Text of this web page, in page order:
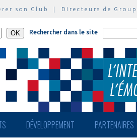
son Club | Directeurs de
Rechercher dans le site
DÉVELOPPEMENT PARTENAIRES